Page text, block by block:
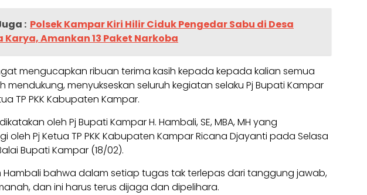
: Polsek Kampar Kiri Hilir Ciduk Pengedar Sabu di Desa
Karya, Amankan 13 Paket Narkoba
mengucapkan ribuan terima kasih kepada kepada kalian semua
mendukung, menyukseskan seluruh kegiatan selaku Pj Bupati Kampar
TP PKK Kabupaten Kampar.
oleh Pj Bupati Kampar H. Hambali, SE, MBA, MH yang
oleh Pj Ketua TP PKK Kabupaten Kampar Ricana Djayanti pada Selasa
Bupati Kampar (18/02).
Hambali bahwa dalam setiap tugas tak terlepas dari tanggung jawab,
dan ini harus terus dijaga dan dipelihara.